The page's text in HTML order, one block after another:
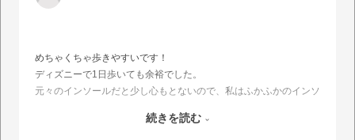
めちゃくちゃ歩きやすいです！
ディズニーで1日歩いても余裕でした。
元々のインソールだと少し心もとないので、私はふかふかのインソ
普段24-24.5のサイズが多いですが、Lサイズに靴下、インソール
続きを読む